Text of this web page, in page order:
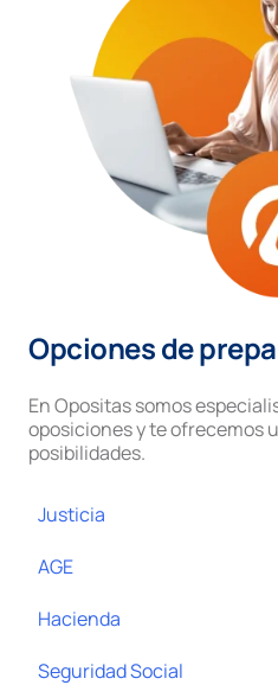
Opciones de
En Opositas somos
oposiciones y te ofrecemos
posibilidades.
Justicia
AGE
Hacienda
Seguridad Social